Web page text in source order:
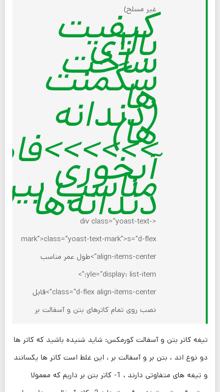
غیر مسلح)
کیفیت
بالای
ساخت
سگمنت
ها
(دندانه
ها)
آبخوری
مناسب
دندانه‌ها
<div class="yoast-text-
mark">class="yoast-text-mark">s="d-flex
align-items-center">
طول عمر مناسب
yle="display: list-item;">
class="d-flex align-items-center">
قابل
نصب روی تمام کاترهای بتن و آسفالت بر
تیغه کاتر بتن و آسفالت کورمکس: شاید شنیده باشید که کاتر ها
دو نوع اند ، بتن بر و آسفالت بر ، این غلط است کاتر ها یکسانند
و تیغه های متفاوتی دارند ، 1- کاتر بتن بر داریم که معمولا